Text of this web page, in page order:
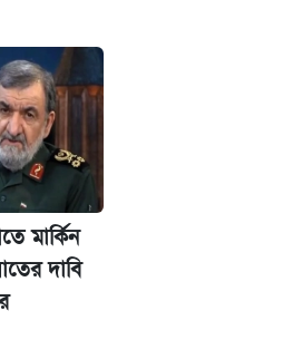
মার্কিন
দাবি